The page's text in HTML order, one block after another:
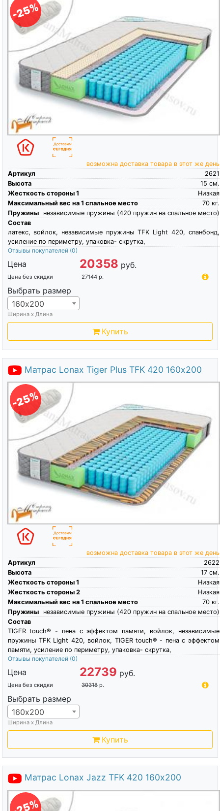
-25%
возможна доставка товара в этот же день
Артикул
2621
Высота
см.
15
Жесткость стороны 1
Низкая
Максимальный вес на 1 спальное место
кг.
70
Пружины
независимые пружины (420 пружин на спальное место)
Состав
латекс, войлок, независимые пружины TFK Light 420, спанбонд,
усиление по периметру, упаковка- скрутка,
Отзывы покупателей (0)
Цена 20358 руб.
Цена без скидки 27144 р.
Выбрать размер
160х200
Ширина х Длина
Купить
Матрас Lonax Tiger Plus TFK 420 160х200
-25%
возможна доставка товара в этот же день
Артикул
2622
Высота
см.
17
Жесткость стороны 1
Низкая
Жесткость стороны 2
Низкая
Максимальный вес на 1 спальное место
кг.
70
Пружины
независимые пружины (420 пружин на спальное место)
Состав
TIGER touch® - пена с эффектом памяти, войлок, независимые
пружины TFK Light 420, войлок, TIGER touch® - пена с эффектом
памяти, усиление по периметру, упаковка- скрутка,
Отзывы покупателей (0)
Цена 22739 руб.
Цена без скидки 30318 р.
Выбрать размер
160х200
Ширина х Длина
Купить
Матрас Lonax Jazz TFK 420 160х200